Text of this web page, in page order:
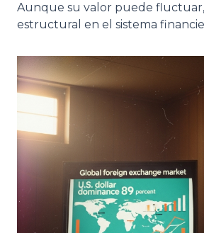
Aunque su valor puede fluctuar,
estructural en el sistema